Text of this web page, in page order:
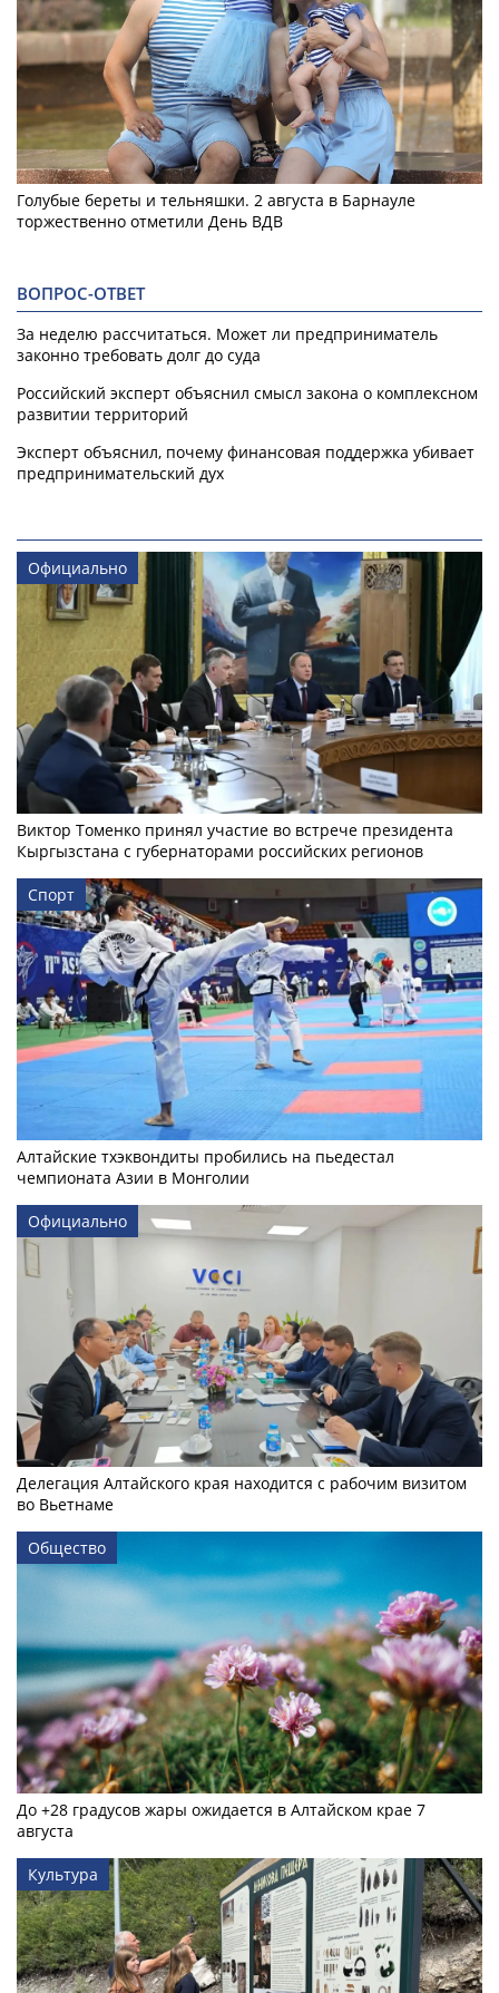
Голубые береты и тельняшки. 2 августа в Барнауле
торжественно отметили День ВДВ
ВОПРОС-ОТВЕТ
За неделю рассчитаться. Может ли предприниматель
законно требовать долг до суда
Российский эксперт объяснил смысл закона о комплексном
развитии территорий
Эксперт объяснил, почему финансовая поддержка убивает
предпринимательский дух
Официально
Виктор Томенко принял участие во встрече президента
Кыргызстана с губернаторами российских регионов
Спорт
Алтайские тхэквондиты пробились на пьедестал
чемпионата Азии в Монголии
Официально
Делегация Алтайского края находится с рабочим визитом
во Вьетнаме
Общество
До +28 градусов жары ожидается в Алтайском крае 7
августа
Культура